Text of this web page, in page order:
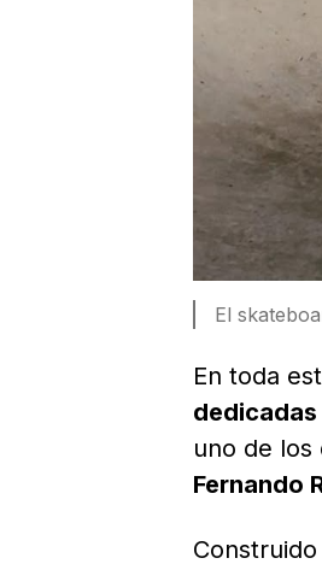
El
En toda
uno de los
Fernando